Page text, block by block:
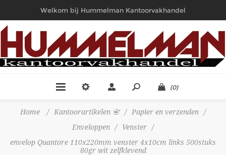
Welkom bij Hummelman Kantoorvakhandel
(0)
Home / Kantoorartikelen 📇 / Papier en verzenden
/
Enveloppen
/ Venster
/
envelop Quantore 110x220mm venster 4x10cm links 500stuks
80gr wit zelfklevend